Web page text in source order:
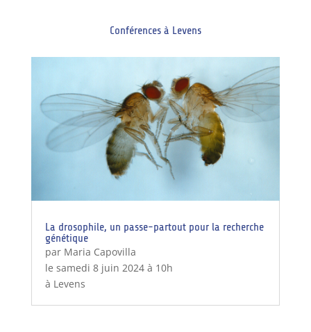
Conférences à Levens
La drosophile, un passe-partout pour la recherche
génétique
par Maria Capovilla
le samedi 8 juin 2024 à 10h
à Levens